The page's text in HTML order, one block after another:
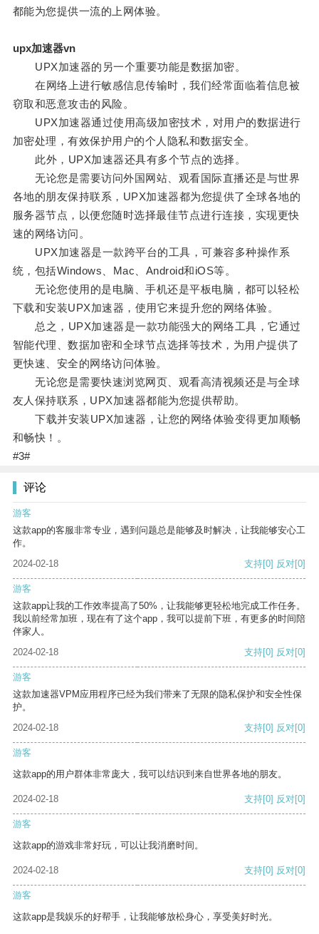
都能为您提供一流的上网体验。
upx加速器vn
UPX加速器的另一个重要功能是数据加密。
在网络上进行敏感信息传输时，我们经常面临着信息被
窃取和恶意攻击的风险。
UPX加速器通过使用高级加密技术，对用户的数据进行
加密处理，有效保护用户的个人隐私和数据安全。
此外，UPX加速器还具有多个节点的选择。
无论您是需要访问外国网站、观看国际直播还是与世界
各地的朋友保持联系，UPX加速器都为您提供了全球各地的
服务器节点，以便您随时选择最佳节点进行连接，实现更快
速的网络访问。
UPX加速器是一款跨平台的工具，可兼容多种操作系
统，包括Windows、Mac、Android和iOS等。
无论您使用的是电脑、手机还是平板电脑，都可以轻松
下载和安装UPX加速器，使用它来提升您的网络体验。
总之，UPX加速器是一款功能强大的网络工具，它通过
智能代理、数据加密和全球节点选择等技术，为用户提供了
更快速、安全的网络访问体验。
无论您是需要快速浏览网页、观看高清视频还是与全球
友人保持联系，UPX加速器都能为您提供帮助。
下载并安装UPX加速器，让您的网络体验变得更加顺畅
和畅快！。
#3#
评论
游客
这款app的客服非常专业，遇到问题总是能够及时解决，让我能够安心工
作。
2024-02-18
支持[0] 反对[0]
游客
这款app让我的工作效率提高了50%，让我能够更轻松地完成工作任务。
我以前经常加班，现在有了这个app，我可以提前下班，有更多的时间陪
伴家人。
2024-02-18
支持[0] 反对[0]
游客
这款加速器VPM应用程序已经为我们带来了无限的隐私保护和安全性保
护。
2024-02-18
支持[0] 反对[0]
游客
这款app的用户群体非常庞大，我可以结识到来自世界各地的朋友。
2024-02-18 支持[0] 反对[0]
游客
这款app的游戏非常好玩，可以让我消磨时间。
2024-02-18 支持[0] 反对[0]
游客
这款app是我娱乐的好帮手，让我能够放松身心，享受美好时光。